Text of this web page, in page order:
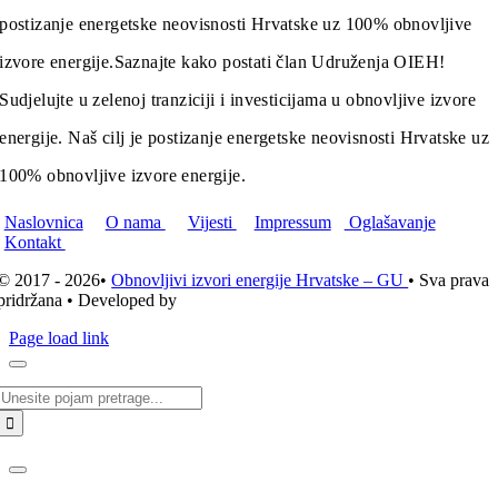
postizanje energetske neovisnosti Hrvatske uz 100% obnovljive
izvore energije.Saznajte kako postati član Udruženja OIEH!
Sudjelujte u zelenoj tranziciji i investicijama u obnovljive izvore
energije. Naš cilj je postizanje energetske neovisnosti Hrvatske uz
100% obnovljive izvore energije.
Naslovnica O nama Vijesti Impressum
Oglašavanje
Kontakt
2017 - 2026•Obnovljivi izvori energije Hrvatske – GU • Sva prava
• Developed by
Page load link